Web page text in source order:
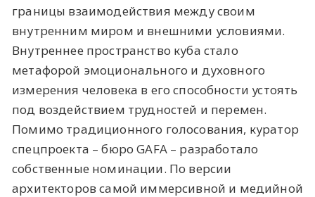
границы взаимодействия между своим
внутренним миром и внешними условиями.
Внутреннее пространство куба стало
метафорой эмоционального и духовного
измерения человека в его способности устоять
под воздействием трудностей и перемен.
Помимо традиционного голосования, куратор
спецпроекта – бюро GAFA – разработало
собственные номинации. По версии
архитекторов самой иммерсивной и медийной